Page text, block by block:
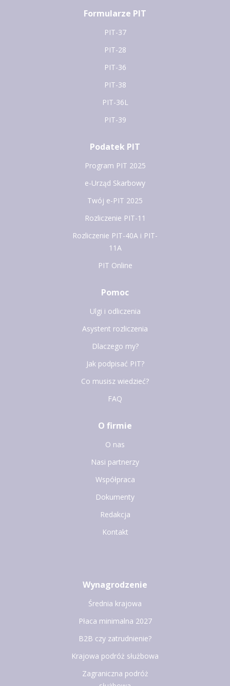
Formularze PIT
PIT-37
PIT-28
PIT-36
PIT-38
PIT-36L
PIT-39
Podatek PIT
Program PIT 2025
e-Urząd Skarbowy
Twój e-PIT 2025
Rozliczenie PIT-11
Rozliczenie PIT-40A i PIT-
11A
PIT Online
Pomoc
Ulgi i odliczenia
Asystent rozliczenia
Dlaczego my?
Jak podpisać PIT?
Co musisz wiedzieć?
FAQ
O firmie
O nas
Nasi partnerzy
Współpraca
Dokumenty
Redakcja
Kontakt
Wynagrodzenie
Średnia krajowa
Płaca minimalna 2027
B2B czy zatrudnienie?
Krajowa podróż służbowa
Zagraniczna podróż